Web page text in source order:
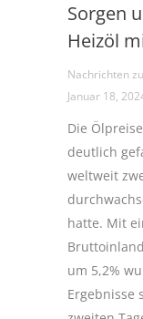
Sorgen
Heizöl
Nachrichten
Januar 18,
Die
deutlich
weltweit
hatte. Mit
um 5,2%
Ergebnisse